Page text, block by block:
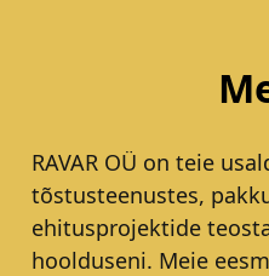
RAVAR OÜ on teie
tõstusteenustes,
ehitusprojektide
hoolduseni. Meie